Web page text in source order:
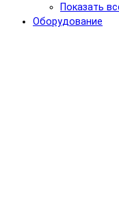
Показать
Оборудование